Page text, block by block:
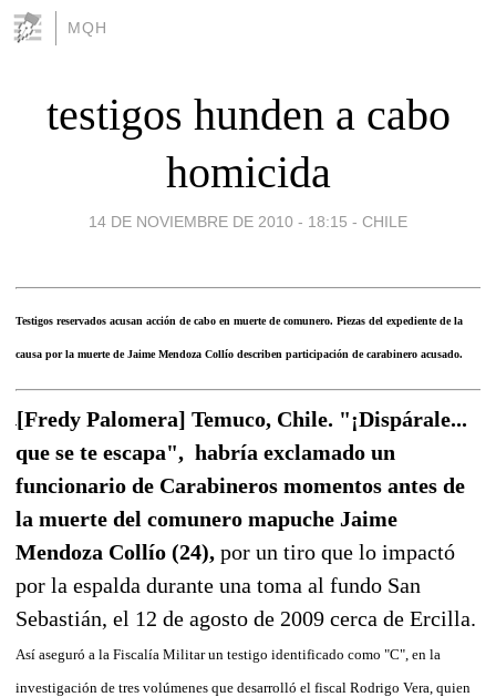
MQH
testigos hunden a cabo
homicida
14 DE NOVIEMBRE DE 2010 - 18:15 - CHILE
Testigos reservados acusan acción de cabo en muerte de comunero. Piezas del expediente de la
causa por la muerte de Jaime Mendoza Collío describen participación de carabinero acusado.
[Fredy Palomera] Temuco, Chile. "¡Dispárale...
que se te escapa", habría exclamado un
funcionario de Carabineros momentos antes de
la muerte del comunero mapuche Jaime
Mendoza Collío (24), por un tiro que lo impactó
por la espalda durante una toma al fundo San
Sebastián, el 12 de agosto de 2009 cerca de Ercilla.
Así aseguró a la Fiscalía Militar un testigo identificado como "C", en la
investigación de tres volúmenes que desarrolló el fiscal Rodrigo Vera, quien